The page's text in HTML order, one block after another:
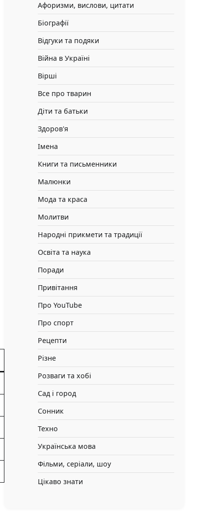
Афоризми, вислови, цитати
Біографії
Відгуки та подяки
Війна в Україні
Вірші
Все про тварин
Діти та батьки
Здоров'я
Імена
Книги та письменники
Малюнки
Мода та краса
Молитви
Народні прикмети та традиції
Освіта та наука
Поради
Привітання
Про YouTube
Про спорт
Рецепти
Різне
Розваги та хобі
Сад і город
Сонник
Техно
Українська мова
Фільми, серіали, шоу
Цікаво знати